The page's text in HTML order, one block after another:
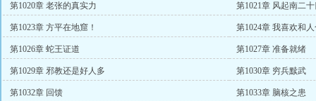
第1020章 老张的真实力 第1021章 风起南二
第1023章 方平在地窟！ 第1024章 我喜欢和
第1026章 蛇王证道 第1027章 准备就绪
第1029章 邪教还是好人多 第1030章 穷兵黩武
第1032章 回馈 第1033章 脑核之患